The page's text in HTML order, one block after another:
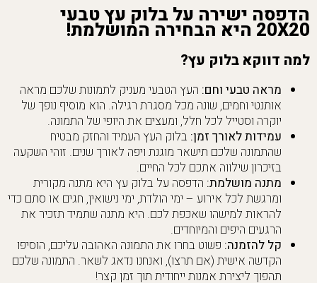
הדפסה ישירה על בלוק עץ טבעי
20X20 היא הבחירה המושלמת!
למה דווקא בלוק עץ?
מראה טבעי וחם: העץ הטבעי מעניק לתמונות שלכם מראה
אותנטי וחמים, שונה מכל מסגרת רגילה. הוא מוסיף נופך של
יוקרה וסטייל לכל חלל, ומעצים את היופי של התמונה.
עמידות לאורך זמן: בלוק העץ העמיד והחזק מבטיח
שהתמונה שלכם תישאר מוגנת ויפה לאורך שנים. זוהי השקעה
בזיכרון שילווה אתכם לכל החיים.
מתנה מושלמת: הדפסה על בלוק עץ היא מתנה מקורית
ומרגשת לכל אירוע – ימי הולדת, ימי נישואין, חגים או סתם כדי
להראות למישהו שאכפת לכם. היא מתנה שתמיד תזכיר את
הרגעים היפים והמיוחדים.
קל להזמנה: פשוט בחרו את התמונה האהובה עליכם, הוסיפו
הקדשה אישית (אם תרצו), ואנחנו נדאג לשאר. התמונה שלכם
תהפוך ליצירת אמנות ייחודית תוך זמן קצר!